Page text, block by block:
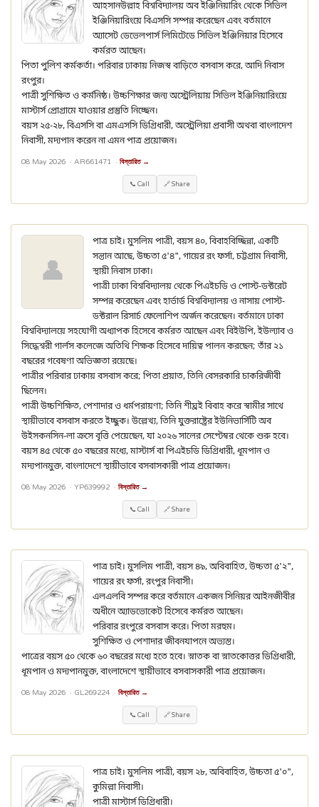
আহসানউল্লাহ বিশ্ববিদ্যালয় অব ইঞ্জিনিয়ারিং থেকে সিভিল
ইঞ্জিনিয়ারিংয়ে বিএসসি সম্পন্ন করেছেন এবং বর্তমানে
অ্যাসেট ডেভেলপার্স লিমিটেডে সিভিল ইঞ্জিনিয়ার হিসেবে
কর্মরত আছেন।
পিতা পুলিশ কর্মকর্তা। পরিবার ঢাকায় নিজস্ব বাড়িতে বসবাস করে, আদি নিবাস
রংপুর।
পাত্রী সুশিক্ষিত ও কর্মনিষ্ঠ। উচ্চশিক্ষার জন্য অস্ট্রেলিয়ায় সিভিল ইঞ্জিনিয়ারিংয়ে
মাস্টার্স প্রোগ্রামে যাওয়ার প্রস্তুতি নিচ্ছেন।
বয়স ২৫-২৮, বিএসসি বা এমএসসি ডিগ্রিধারী, অস্ট্রেলিয়া প্রবাসী অথবা বাংলাদেশ
নিবাসী, মদ্যপান করেন না এমন পাত্র প্রয়োজন।
08 May 2026 · AR661471 · বিস্তারিত →
📞 Call 🔗 Share
👤
পাত্র চাই। মুসলিম পাত্রী, বয়স ৪০, বিবাহবিচ্ছিন্না, একটি
সন্তান আছে, উচ্চতা ৫'৪", গায়ের রং ফর্সা, চট্টগ্রাম নিবাসী,
স্থায়ী নিবাস ঢাকা।
পাত্রী ঢাকা বিশ্ববিদ্যালয় থেকে পিএইচডি ও পোস্ট-ডক্টরেট
সম্পন্ন করেছেন এবং হার্ভার্ড বিশ্ববিদ্যালয় ও নাসায় পোস্ট-
ডক্টরাল রিসার্চ ফেলোশিপ অর্জন করেছেন। বর্তমানে ঢাকা
বিশ্ববিদ্যালয়ে সহযোগী অধ্যাপক হিসেবে কর্মরত আছেন এবং বিইউপি, ইউল্যাব ও
সিদ্ধেশ্বরী গার্লস কলেজে অতিথি শিক্ষক হিসেবে দায়িত্ব পালন করছেন; তাঁর ২১
বছরের গবেষণা অভিজ্ঞতা রয়েছে।
পাত্রীর পরিবার ঢাকায় বসবাস করে; পিতা প্রয়াত, তিনি বেসরকারি চাকরিজীবী
ছিলেন।
পাত্রী উচ্চশিক্ষিত, পেশাদার ও ধর্মপরায়ণা; তিনি শীঘ্রই বিবাহ করে স্বামীর সাথে
স্থায়ীভাবে বসবাস করতে ইচ্ছুক। উল্লেখ্য, তিনি যুক্তরাষ্ট্রের ইউনিভার্সিটি অব
উইসকনসিন-লা ক্রসে বৃত্তি পেয়েছেন, যা ২০২৬ সালের সেপ্টেম্বর থেকে শুরু হবে।
বয়স ৪৫ থেকে ৫০ বছরের মধ্যে, মাস্টার্স বা পিএইচডি ডিগ্রিধারী, ধূমপান ও
মদ্যপানমুক্ত, বাংলাদেশে স্থায়ীভাবে বসবাসকারী পাত্র প্রয়োজন।
08 May 2026 · YP639992 · বিস্তারিত →
📞 Call 🔗 Share
পাত্র চাই। মুসলিম পাত্রী, বয়স ৪৯, অবিবাহিত, উচ্চতা ৫'২",
গায়ের রং ফর্সা, রংপুর নিবাসী।
এলএলবি সম্পন্ন করে বর্তমানে একজন সিনিয়র আইনজীবীর
অধীনে অ্যাডভোকেট হিসেবে কর্মরত আছেন।
পরিবার রংপুরে বসবাস করে। পিতা মরহুম।
সুশিক্ষিত ও পেশাদার জীবনযাপনে অভ্যস্ত।
পাত্রের বয়স ৫০ থেকে ৬০ বছরের মধ্যে হতে হবে। স্নাতক বা স্নাতকোত্তর ডিগ্রিধারী,
ধূমপান ও মদ্যপানমুক্ত, বাংলাদেশে স্থায়ীভাবে বসবাসকারী পাত্র প্রয়োজন।
08 May 2026 · GL269224 · বিস্তারিত →
📞 Call 🔗 Share
পাত্র চাই। মুসলিম পাত্রী, বয়স ২৮, অবিবাহিত, উচ্চতা ৫'০",
কুমিল্লা নিবাসী।
পাত্রী মাস্টার্স ডিগ্রিধারী।